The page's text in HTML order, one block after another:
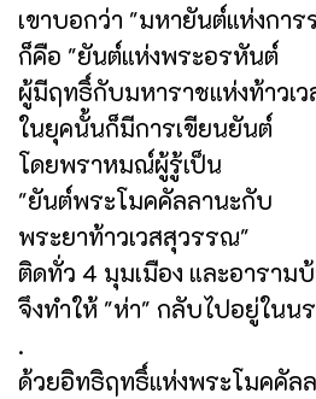
เขาบอกว่า "มหายันต์แห่งการ
ก็คือ "ยันต์แห่งพระอรหันต์
ผู้มีฤทธิ์กับมหาราชแห่งท้าวเ
ในยุคนั้นก็มีการเขียนยันต์
โดยพราหมณ์ผู้รู้เป็น
"ยันต์พระโมคคัลลานะกับ
พระยาท้าวเวสสุวรรณ"
ติดทั่ว 4 มุมเมือง และอาราม
จึงทำให้ "ห่า" กลับไปอยู่ในน
.
ด้วยอิทธิฤทธิ์แห่งพระโมคคัล